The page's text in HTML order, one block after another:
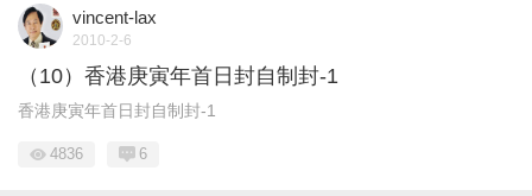
vincent-lax
2010-2-6
（10）香港庚寅年首日封自制封-1
香港庚寅年首日封自制封-1
4836 6